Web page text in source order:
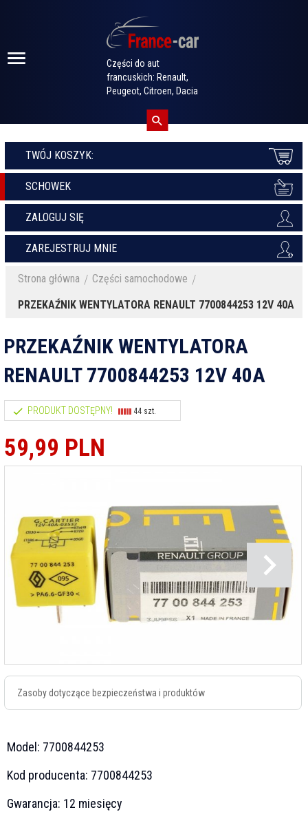
Części do aut
francuskich: Renault,
Peugeot, Citroen, Dacia
TWÓJ KOSZYK:
SCHOWEK
ZALOGUJ SIĘ
ZAREJESTRUJ MNIE
Strona główna
Części samochodowe
PRZEKAŹNIK WENTYLATORA RENAULT 7700844253 12V 40A
PRZEKAŹNIK WENTYLATORA
RENAULT 7700844253 12V 40A
PRODUKT DOSTĘPNY! 44 szt.
59,99 PLN
Zasoby dotyczące bezpieczeństwa i produktów
Model: 7700844253
Kod producenta: 7700844253
Gwarancja: 12 miesięcy